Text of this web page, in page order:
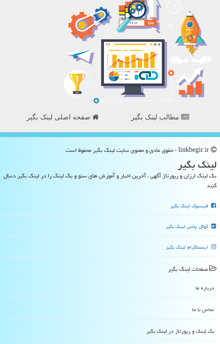
مطالب لینک بگیر صفحه اصلی لینک بگیر
لینك بگیر
بک لینک ارزان و رپورتاژ آگهی ، آخرین اخبار و آموزش های سئو و بک لینک را در لینک بگیر دنبال
کنید
فیسبوک لینک بگیر
گوگل پلاس لینک بگیر
اینستاگرام لینک بگیر
صفحات لینك بگیر
درباره ما
تماس با ما
بک لینک و رپورتاژ در لینك بگیر